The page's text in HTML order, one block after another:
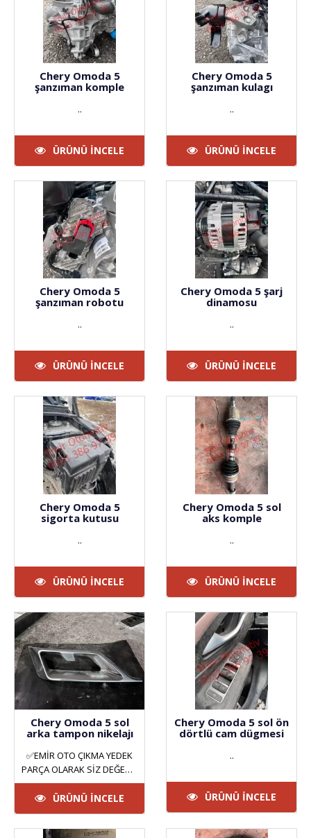
Chery Omoda 5
şanzıman komple
..
ÜRÜNÜ İNCELE
Chery Omoda 5
şanzıman kulagı
..
ÜRÜNÜ İNCELE
Chery Omoda 5
şanzıman robotu
..
ÜRÜNÜ İNCELE
Chery Omoda 5 şarj
dinamosu
..
ÜRÜNÜ İNCELE
Chery Omoda 5
sigorta kutusu
..
ÜRÜNÜ İNCELE
Chery Omoda 5 sol
aks komple
..
ÜRÜNÜ İNCELE
Chery Omoda 5 sol
arka tampon nikelajı
✅EMİR OTO ÇIKMA YEDEK
PARÇA OLARAK SİZ DEĞERLİ
MÜŞTERİLERİMİZE HİZMET
VERMEKTEYİZ. ANKARA
YILDIZ SAN..
ÜRÜNÜ İNCELE
Chery Omoda 5 sol ön
dörtlü cam dügmesi
..
ÜRÜNÜ İNCELE